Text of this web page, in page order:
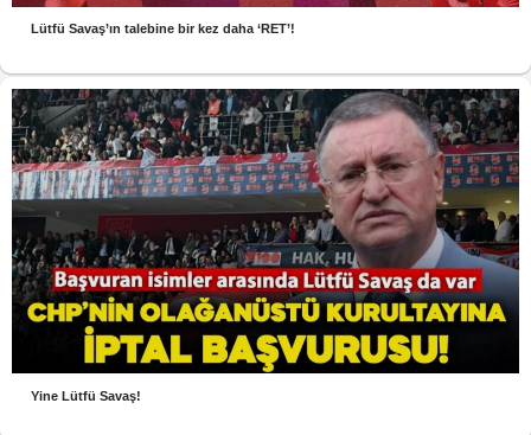
Lütfü Savaş’ın talebine bir kez daha ‘RET’!
Yine Lütfü Savaş!